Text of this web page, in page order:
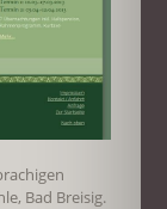
Bad Breisig.